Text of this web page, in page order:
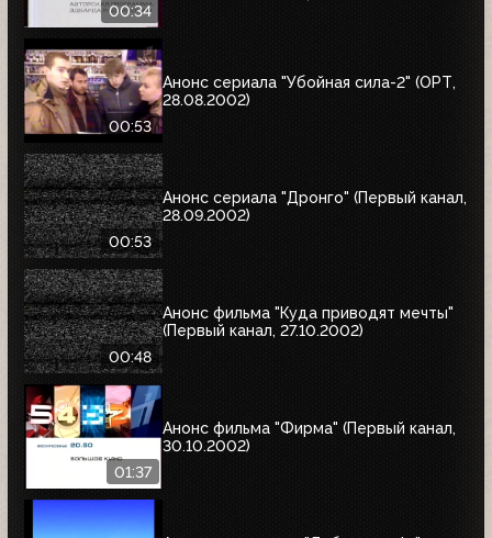
00:34
00:53
Анонс сериала "Убойная сила-2" (ОРТ,
28.08.2002)
00:53
Анонс сериала "Дронго" (Первый канал,
28.09.2002)
00:48
Анонс фильма "Куда приводят мечты"
(Первый канал, 27.10.2002)
01:37
Анонс фильма "Фирма" (Первый канал,
30.10.2002)